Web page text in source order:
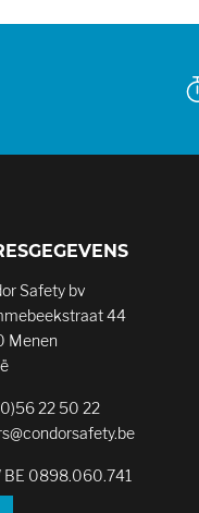
Safety bv
44
Menen
22 50 22
BE 0898.060.741